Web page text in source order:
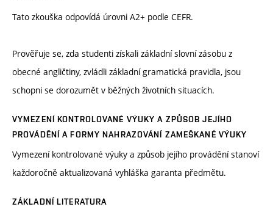
Tato zkouška odpovídá úrovni A2+ podle CEFR.
Prověřuje se, zda studenti získali základní slovní zásobu z
obecné angličtiny, zvládli základní gramatická pravidla, jsou
schopni se dorozumět v běžných životních situacích.
VYMEZENÍ KONTROLOVANÉ VÝUKY A ZPŮSOB JEJÍHO
PROVÁDĚNÍ A FORMY NAHRAZOVÁNÍ ZAMEŠKANÉ VÝUKY
Vymezení kontrolované výuky a způsob jejího provádění stanoví
každoročně aktualizovaná vyhláška garanta předmětu.
ZÁKLADNÍ LITERATURA